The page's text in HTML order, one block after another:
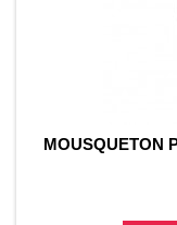
MOUSQUETON